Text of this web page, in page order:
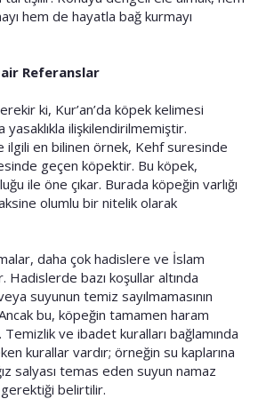
hem de hayatla bağ kurmayı
Referanslar
ki, Kur’an’da köpek kelimesi
ilişkilendirilmemiştir.
ilgili en bilinen örnek, Kehf suresinde
geçen köpektir. Bu köpek,
ile öne çıkar. Burada köpeğin varlığı
olumlu bir nitelik olarak
daha çok hadislere ve İslam
Hadislerde bazı koşullar altında
suyunun temiz sayılmamasının
bu, köpeğin tamamen haram
ve ibadet kuralları bağlamında
kurallar vardır; örneğin su kaplarına
salyası temas eden suyun namaz
belirtilir.